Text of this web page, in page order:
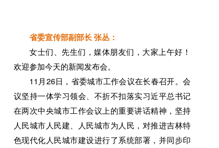
省委宣传部副部长 张丛：
女士们、先生们，媒体朋友们，大家上午好！
欢迎参加今天的新闻发布会。
11月26日，省委城市工作会议在长春召开。会
议坚持一体学习领会、不折不扣落实习近平总书记
在两次中央城市工作会议上的重要讲话精神，坚持
人民城市人民建、人民城市为人民，对推进吉林特
色现代化人民城市建设进行了系统部署，并同步印